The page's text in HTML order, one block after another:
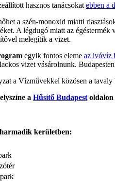
hasznos tanácsokat ebben a
a szén-monoxid miatti
A légdugó miatt az
melegítik a vizet.
egyik fontos eleme az ivóvíz
vizet vásárolnunk.
a Vízművekkel közösen a
a Hűsítő Budapest oldalon
kerületben: